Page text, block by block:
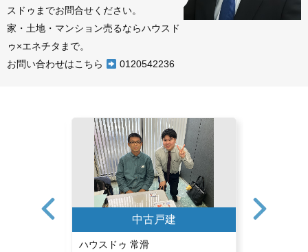
スドゥまでお問合せください。
家・土地・マンション売るならハウスド
ゥ×エネチタまで。
お問い合わせはこちら
0120542236
中古戸建 中古戸建